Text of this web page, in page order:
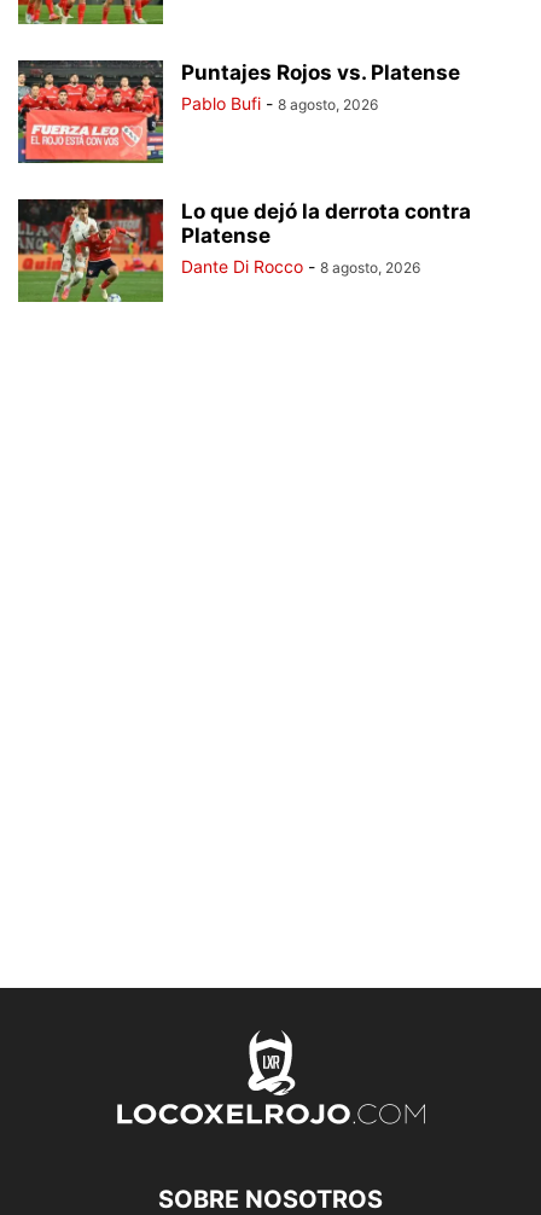
Puntajes Rojos vs. Platense
Pablo Bufi - 8 agosto, 2026
Lo que dejó la derrota contra
Platense
Dante Di Rocco - 8 agosto, 2026
SOBRE NOSOTROS